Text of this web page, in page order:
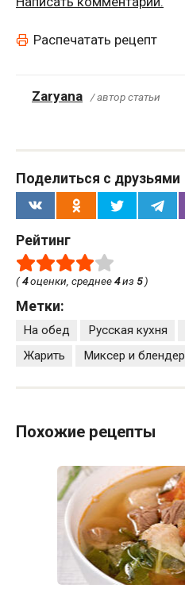
Распечатать рецепт
Zaryana / автор статьи
Поделиться с друзьями
Рейтинг
(4оценки, среднее4из 5)
Метки:
На обед Русская кухня
Жарить
Миксер и блендер
Похожие рецепты